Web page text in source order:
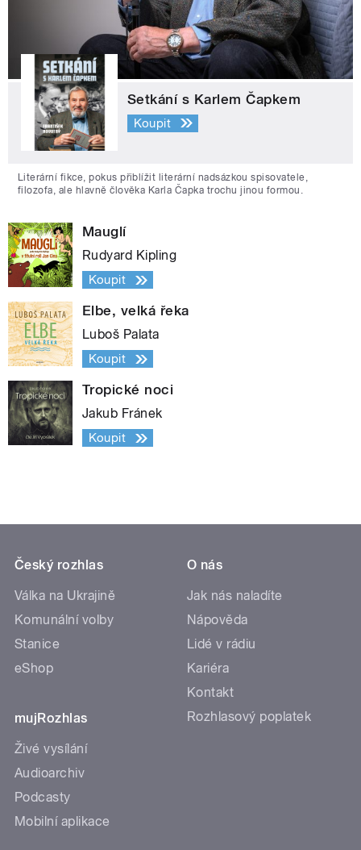
Setkání s Karlem Čapkem
Koupit
Literární fikce, pokus přiblížit literární nadsázkou spisovatele,
filozofa, ale hlavně člověka Karla Čapka trochu jinou formou.
Mauglí
Rudyard Kipling
Koupit
Elbe, velká řeka
Luboš Palata
Koupit
Tropické noci
Jakub Fránek
Koupit
Český rozhlas
Válka na Ukrajině
Komunální volby
Stanice
eShop
mujRozhlas
Živé vysílání
Audioarchiv
Podcasty
Mobilní aplikace
O nás
Jak nás naladíte
Nápověda
Lidé v rádiu
Kariéra
Kontakt
Rozhlasový poplatek